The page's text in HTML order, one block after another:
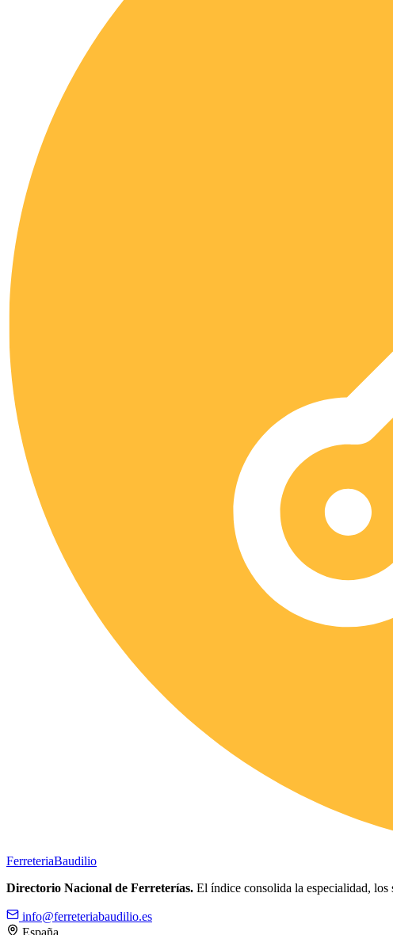
FerreteriaBaudilio
Directorio Nacional de Ferreterías. El índice consolida la especialidad, los
info@ferreteriabaudilio.es